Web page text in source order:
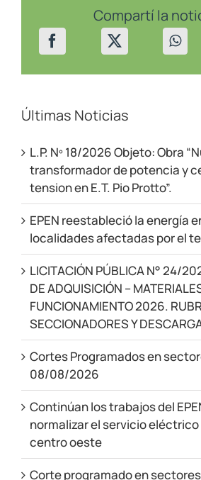
Compartí la
Últimas Noticias
L.P. Nº 18/2026 Objeto: Obra
transformador de potencia y
tension en E.T. Pio Protto”.
EPEN reestableció la energía
localidades afectadas por el
LICITACIÓN PÚBLICA N° 24/
DE ADQUISICIÓN –
FUNCIONAMIENTO 2026.
SECCIONADORES Y
Cortes Programados en
08/08/2026
Continúan los trabajos del
normalizar el servicio eléctrico
centro oeste
Corte programado en